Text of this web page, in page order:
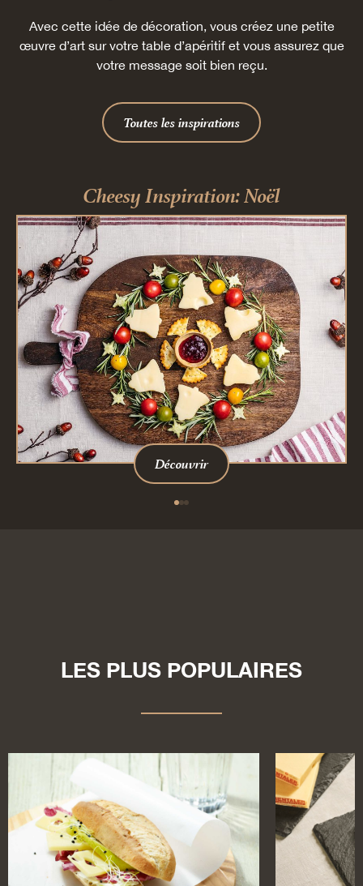
Avec cette idée de décoration, vous créez une petite
œuvre d’art sur votre table d’apéritif et vous assurez que
votre message soit bien reçu.
Toutes les inspirations
Cheesy Inspiration: Noël
Découvrir
LES PLUS POPULAIRES